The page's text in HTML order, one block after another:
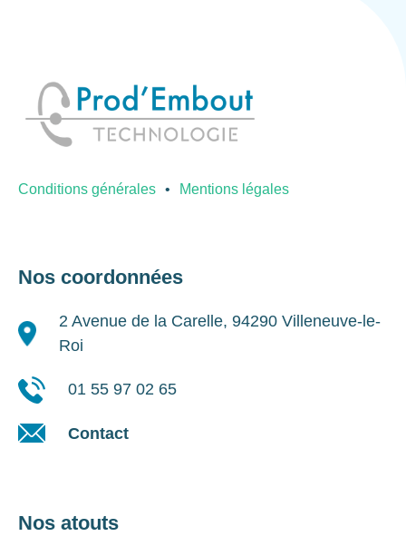
Conditions générales Mentions légales
Nos coordonnées
2 Avenue de la Carelle, 94290 Villeneuve-le-
Roi
01 55 97 02 65
Contact
Nos atouts